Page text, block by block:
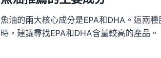
魚油的兩大核心成分是EPA和DHA。這兩
時，建議尋找EPA和DHA含量較高的產品。